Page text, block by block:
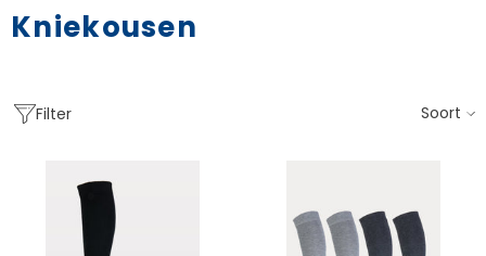
Kniekousen
Filter Soort